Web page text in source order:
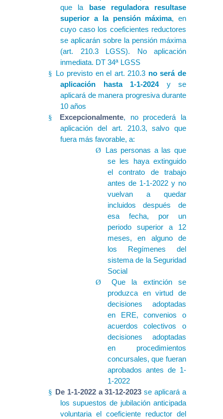
que la base reguladora resultase
superior a la pensión máxima, en
cuyo caso los coeficientes reductores
se aplicarán sobre la pensión máxima
(art. 210.3 LGSS). No aplicación
inmediata. DT 34ª LGSS
§ Lo previsto en el art. 210.3 no será de
aplicación hasta 1-1-2024 y se
aplicará de manera progresiva durante
10 años
§ Excepcionalmente, no procederá la
aplicación del art. 210.3, salvo que
fuera más favorable, a:
Ø
Las personas a las que
se les haya extinguido
el contrato de trabajo
antes de 1-1-2022 y no
vuelvan a quedar
incluidos después de
esa fecha, por un
periodo superior a 12
meses, en alguno de
los Regímenes del
sistema de la Seguridad
Social
Ø
Que la extinción se
produzca en virtud de
decisiones adoptadas
en ERE, convenios o
acuerdos colectivos o
decisiones adoptadas
en procedimientos
concursales, que fueran
aprobados antes de 1-
1-2022
§ De 1-1-2022 a 31-12-2023se aplicará a
los supuestos de jubilación anticipada
voluntaria el coeficiente reductor del